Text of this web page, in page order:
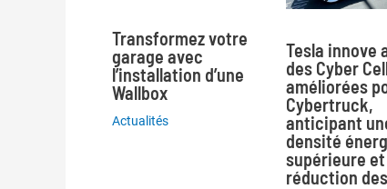
Transformez votre
garage avec
l’installation d’une
Wallbox
Actualités
Tesla innove
des Cyber
améliorées
Cybertruck,
anticipant
densité
supérieure
réduction